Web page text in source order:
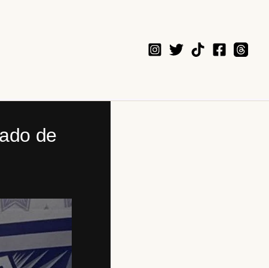
de